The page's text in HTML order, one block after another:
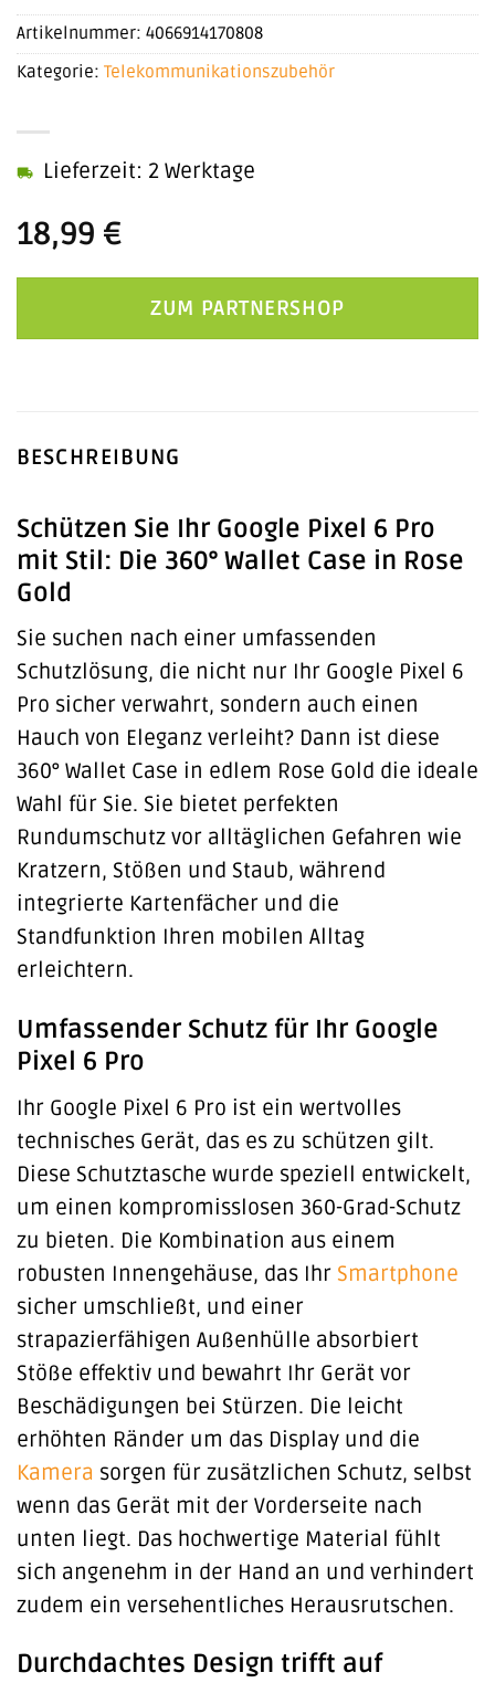
18,99 €
Lieferzeit: 2 Werktage
ZUM PARTNERSHOP
Artikelnummer: 4066914170808
Kategorie: Telekommunikationszubehör
BESCHREIBUNG
Schützen Sie Ihr Google Pixel 6 Pro
mit Stil: Die 360° Wallet Case in Rose
Gold
Sie suchen nach einer umfassenden
Schutzlösung, die nicht nur Ihr Google Pixel 6
Pro sicher verwahrt, sondern auch einen
Hauch von Eleganz verleiht? Dann ist diese
360° Wallet Case in edlem Rose Gold die ideale
Wahl für Sie. Sie bietet perfekten
Rundumschutz vor alltäglichen Gefahren wie
Kratzern, Stößen und Staub, während
integrierte Kartenfächer und die
Standfunktion Ihren mobilen Alltag
erleichtern.
Umfassender Schutz für Ihr Google
Pixel 6 Pro
Ihr Google Pixel 6 Pro ist ein wertvolles
technisches Gerät, das es zu schützen gilt.
Diese Schutztasche wurde speziell entwickelt,
um einen kompromisslosen 360-Grad-Schutz
zu bieten. Die Kombination aus einem
robusten Innengehäuse, das Ihr Smartphone
sicher umschließt, und einer
strapazierfähigen Außenhülle absorbiert
Stöße effektiv und bewahrt Ihr Gerät vor
Beschädigungen bei Stürzen. Die leicht
erhöhten Ränder um das Display und die
Kamera sorgen für zusätzlichen Schutz, selbst
wenn das Gerät mit der Vorderseite nach
unten liegt. Das hochwertige Material fühlt
sich angenehm in der Hand an und verhindert
zudem ein versehentliches Herausrutschen.
Durchdachtes Design trifft auf